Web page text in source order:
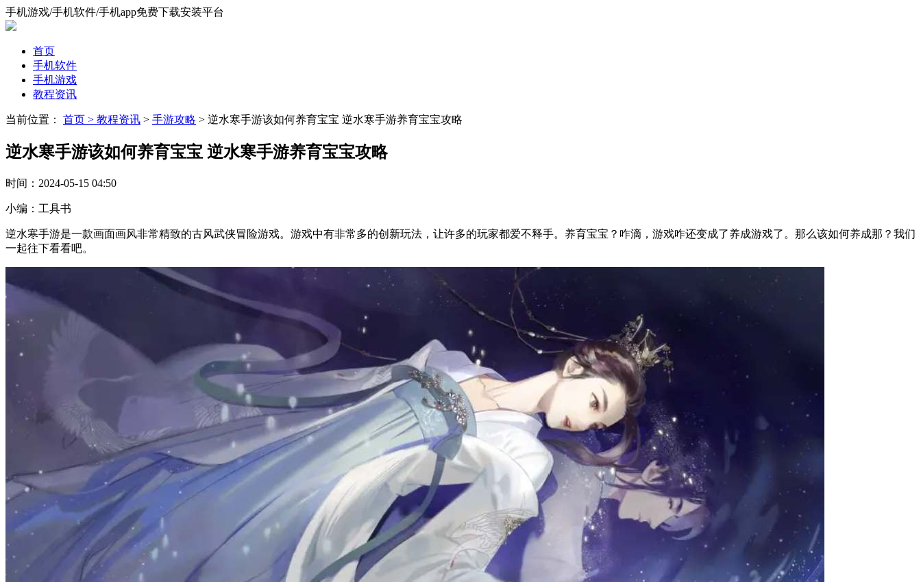
手机游戏/手机软件/手机app免费下载安装平台
首页
手机软件
手机游戏
教程资讯
当前位置： 首页 > 教程资讯 > 手游攻略 > 逆水寒手游该如何养育宝宝 逆水寒手游养育宝宝攻略
逆水寒手游该如何养育宝宝 逆水寒手游养育宝宝攻略
时间： 2024-05-15 04:50
小编： 工具书
逆水寒手游是一款画面画风非常精致的古风武侠冒险游戏。游戏中有非常多的创新玩法，让许多的玩家都爱不释手。养育宝宝？咋滴，游戏咋还变成了养成游戏了。那么该如何养成那？我们
一起往下看看吧。